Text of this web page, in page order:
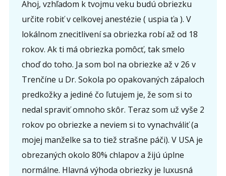
Ahoj, vzhľadom k tvojmu veku budú obriezku
určite robiť v celkovej anestézie ( uspia ťa ). V
lokálnom znecitlivení sa obriezka robí až od 18
rokov. Ak ti má obriezka pomôcť, tak smelo
choď do toho. Ja som bol na obriezke až v 26 v
Trenčíne u Dr. Sokola po opakovaných zápaloch
predkožky a jediné čo ľutujem je, že som si to
nedal spraviť omnoho skôr. Teraz som už vyše 2
rokov po obriezke a neviem si to vynachváliť (a
mojej manželke sa to tiež strašne páči). V USA je
obrezaných okolo 80% chlapov a žijú úplne
normálne. Hlavná výhoda obriezky je luxusná